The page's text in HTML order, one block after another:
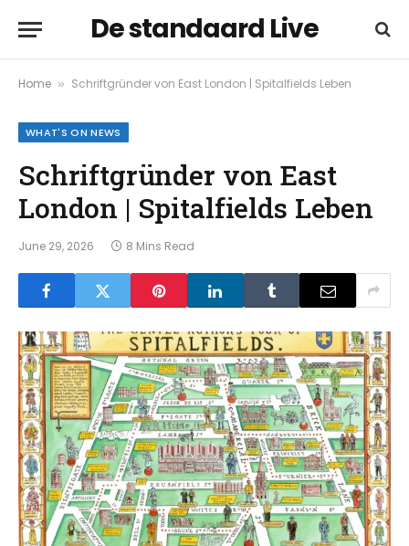
De standaard Live
Home » Schriftgründer von East London | Spitalfields Leben
WHAT'S ON NEWS
Schriftgründer von East
London | Spitalfields Leben
June 29, 2026 8 Mins Read